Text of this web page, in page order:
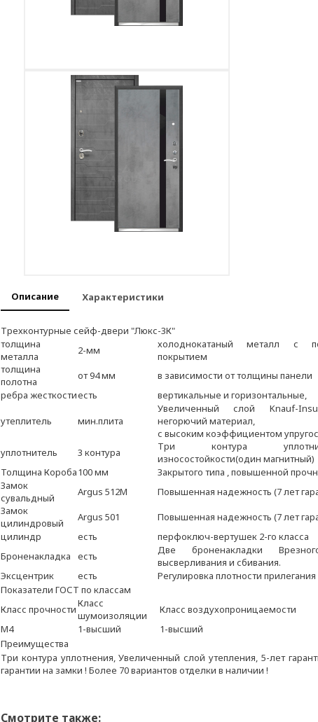
Описание Характеристики
Трехконтурные сейф-двери "Люкс-3К"
толщина
металла
2-мм
холоднокатаный металл с
покрытием
толщина
полотна
от 94 мм
в зависимости от толщины панели
ребра жесткостиесть вертикальные и горизонтальные,
утеплитель мин.плита
Увеличенный слой Knauf-
негорючий материал,
с высоким коэффициентом
уплотнитель
3 контура
Три контура
износостойкости(один магнитный)
Толщина Короба100 мм
Закрытого типа , повышенной
Замок
сувальдный
Аrgus 512M
Повышенная надежность (7 лет
Замок
цилиндровый
Аrgus 501
Повышенная надежность (7 лет
цилиндр
есть
перфоключ-вертушек 2-го класса
Броненакладка
есть
Две броненакладки
высверливания и сбивания.
Эксцентрик
есть
Регулировка плотности прилегания
Показатели ГОСТ по классам
Класс прочностиКласс
шумоизоляции
Класс воздухопроницаемости
М4
1-высший
1-высший
Преимущества
Три контура уплотнения, Увеличенный слой утепления, 5-лет
гарантии на замки ! Более 70 вариантов отделки в наличии !
Смотрите также: